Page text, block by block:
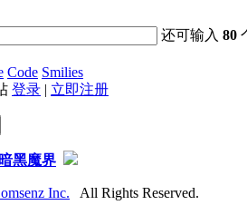
还可输入80
Code Smilies
登录 | 立即注册
暗黑魔界
Inc. All Rights Reserved.